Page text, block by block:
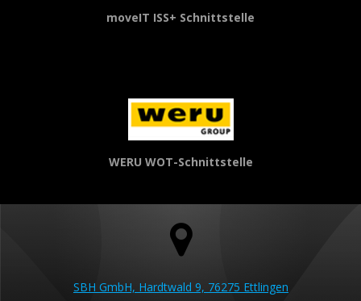
moveIT ISS+ Schnittstelle
WERU WOT-Schnittstelle
SBH GmbH, Hardtwald 9, 76275 Ettlingen